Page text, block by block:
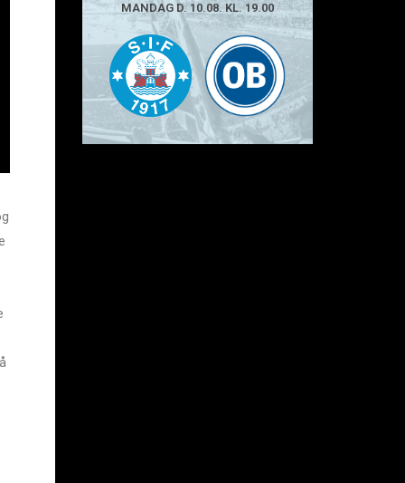
MANDAG D. 10.08. KL. 19.00